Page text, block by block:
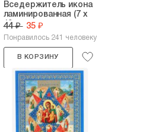
Вседержитель икона
ламинированная (7 х
10...
44 ₽ 35 ₽
Понравилось 241 человеку
В КОРЗИНУ